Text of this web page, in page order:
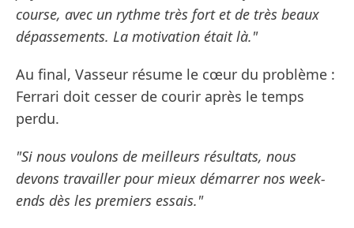
course, avec un rythme très fort et de très beaux
dépassements. La motivation était là."
Au final, Vasseur résume le cœur du problème :
Ferrari doit cesser de courir après le temps
perdu.
"Si nous voulons de meilleurs résultats, nous
devons travailler pour mieux démarrer nos week-
ends dès les premiers essais."